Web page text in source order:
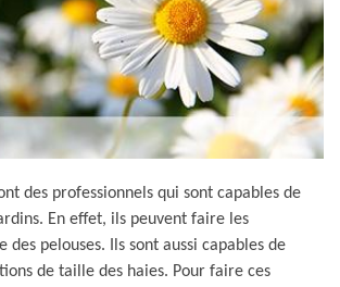
des professionnels qui sont capables de
En effet, ils peuvent faire les
des pelouses. Ils sont aussi capables de
de taille des haies. Pour faire ces